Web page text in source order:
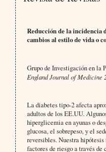
Reducción de la incidencia
cambios al estilo de vida o
Grupo de Investigación en la
England Journal of Medicine
La diabetes tipo-2 afecta
adultos de los EE.UU.
hiperglicemia en ayunas o
glucosa, el sobrepeso, y el
reversibles. Nuestra
factores de riesgo a través